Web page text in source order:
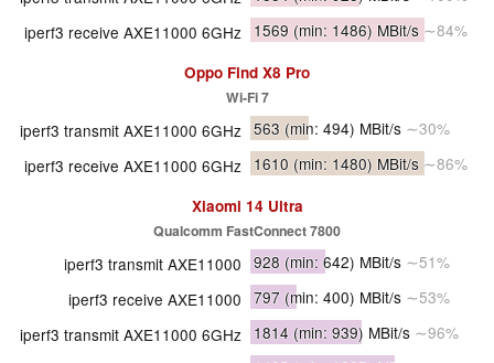
iperf3 receive AXE11000 6GHz
1569 (min: 1486) MBit/s ∼84%
Oppo Find X8 Pro
Wi-Fi 7
iperf3 transmit AXE11000 6GHz 563 (min: 494) MBit/s ∼30%
iperf3 receive AXE11000 6GHz
1610 (min: 1480) MBit/s ∼86%
Xiaomi 14 Ultra
Qualcomm FastConnect 7800
iperf3 transmit AXE11000 928 (min: 642) MBit/s ∼51%
iperf3 receive AXE11000 797 (min: 400) MBit/s ∼53%
iperf3 transmit AXE11000 6GHz
1814 (min: 939) MBit/s ∼96%